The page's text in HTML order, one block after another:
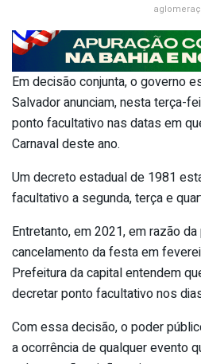
Em decisão conjunta, o governo
Salvador anunciam, nesta terça-
ponto facultativo nas datas em
Carnaval deste ano.
Um decreto estadual de 1981
facultativo a segunda, terça e
Entretanto, em 2021, em razão
cancelamento da festa em
Prefeitura da capital entendem
decretar ponto facultativo nos
Com essa decisão, o poder
a ocorrência de qualquer evento